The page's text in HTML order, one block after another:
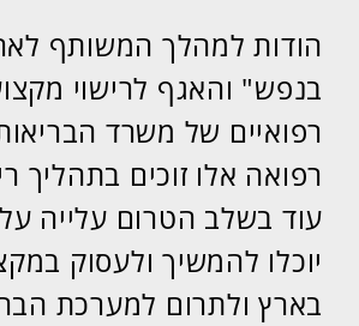
הודות למהלך המשותף
בנפש" והאגף לרישוי
רפואיים של משרד
רפואה אלו זוכים בתהליך
עוד בשלב הטרום עלייה
יוכלו להמשיך ולעסוק
בארץ ולתרום למערכת